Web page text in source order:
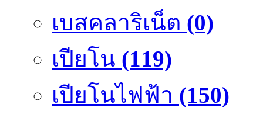
เบสคลาริเน็ต (0)
เปียโน (119)
เปียโนไฟฟ้า (150)